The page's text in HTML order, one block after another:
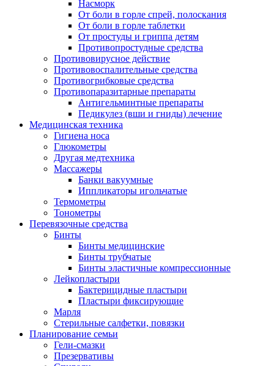
Насморк
От боли в горле спрей, полоскания
От боли в горле таблетки
От простуды и гриппа детям
Противопростудные средства
Противовирусное действие
Противовоспалительные средства
Противогрибковые средства
Противопаразитарные препараты
Антигельминтные препараты
Педикулез (вши и гниды) лечение
Медицинская техника
Гигиена носа
Глюкометры
Другая медтехника
Массажеры
Банки вакуумные
Иппликаторы игольчатые
Термометры
Тонометры
Перевязочные средства
Бинты
Бинты медицинские
Бинты трубчатые
Бинты эластичные компрессионные
Лейкопластыри
Бактерицидные пластыри
Пластыри фиксирующие
Марля
Стерильные салфетки, повязки
Планирование семьи
Гели-смазки
Презервативы